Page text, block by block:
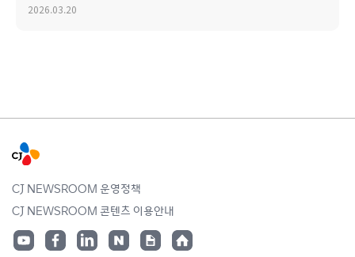
2026.03.20
CJ NEWSROOM 운영정책
CJ NEWSROOM 콘텐츠 이용안내